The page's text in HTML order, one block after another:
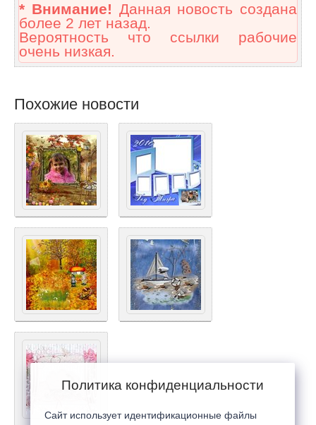
* Внимание! Данная новость создана
более 2 лет назад.
Вероятность что ссылки рабочие
очень низкая.
Похожие новости
Политика конфиденциальности
Сайт использует идентификационные файлы